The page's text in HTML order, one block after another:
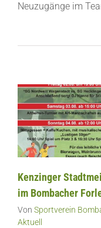
Neuzugänge im
Stadtmeisterschaft
vom 01.08 bis 04.08
im Bombacher
Forlenwald
SVB
Kenzinger
im Bombacher
Von Sportverein
Aktuell